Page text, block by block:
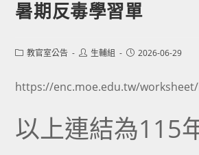
暑期反毒學習單
Post教官室公告
Post生輔組
Post2026-06-29
https://enc.moe.edu.tw/
以上連結為115